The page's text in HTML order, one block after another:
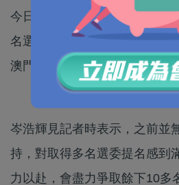
今日（10日）上午向選管會提
名選舉委員提名，佔400名選
澳門第六任行政長官選舉唯一
岑浩輝見記者時表示，之前並
持，對取得多名選委提名感到
力以赴，會盡力爭取餘下10多